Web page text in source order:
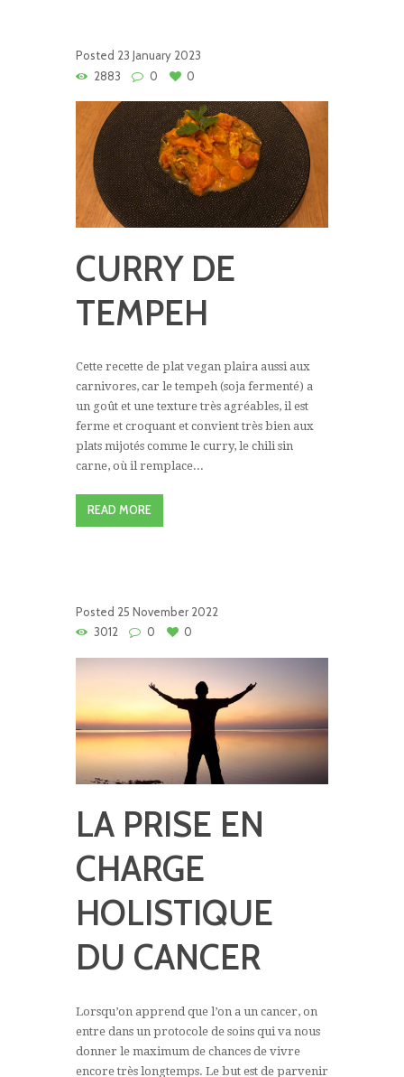
Posted 23 January 2023
2883
0 0
CURRY DE
TEMPEH
Cette recette de plat vegan plaira aussi aux
carnivores, car le tempeh (soja fermenté) a
un goût et une texture très agréables, il est
ferme et croquant et convient très bien aux
plats mijotés comme le curry, le chili sin
carne, où il remplace...
READ MORE
Posted 25 November 2022
3012
0 0
LA PRISE EN
CHARGE
HOLISTIQUE
DU CANCER
Lorsqu’on apprend que l’on a un cancer, on
entre dans un protocole de soins qui va nous
donner le maximum de chances de vivre
encore très longtemps. Le but est de parvenir